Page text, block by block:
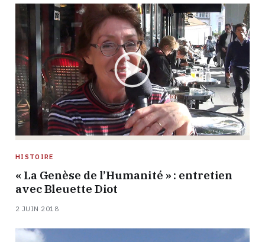
HISTOIRE
« La Genèse de l’Humanité » : entretien
avec Bleuette Diot
2 JUIN 2018